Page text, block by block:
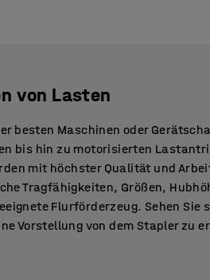
von Lasten
besten Maschinen oder
bis hin zu motorisierten
mit höchster Qualität und
Tragfähigkeiten, Größen,
Flurförderzeug. Sehen
Vorstellung von dem Stapler zu